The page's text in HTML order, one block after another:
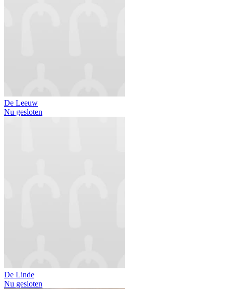
De Leeuw
Nu gesloten
De Linde
Nu gesloten